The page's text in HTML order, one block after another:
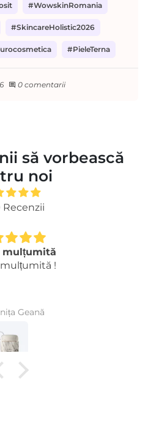
#PieleTerna
#SkincareHolistic2026
#WowskinRomania
comment 0 comentarii
să vorbească
noi
Recenzii
mulțumită
Foarte mulțumită !
Geană